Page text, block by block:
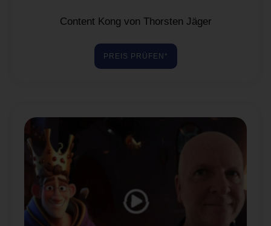
Content Kong von Thorsten Jäger
PREIS PRÜFEN*